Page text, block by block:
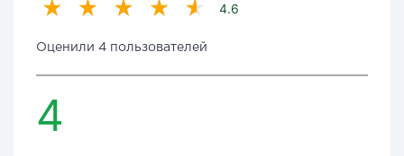
4.6
Оценили 4 пользователей
4